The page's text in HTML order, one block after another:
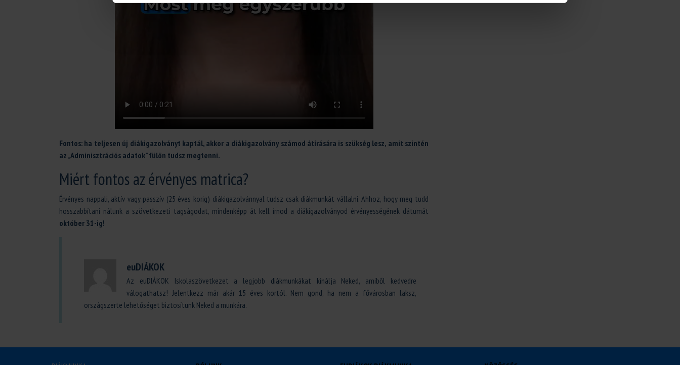
Fontos: ha teljesen új diákigazolványt kaptál, akkor a diákigazolvány számod átírására is szükség lesz, amit szintén
az „Adminisztrációs adatok” fülön tudsz megtenni.
Miért fontos az érvényes matrica?
Érvényes nappali, aktív vagy passzív (25 éves korig) diákigazolvánnyal tudsz csak diákmunkát vállalni. Ahhoz, hogy meg tudd
hosszabbítani nálunk a szövetkezeti tagságodat, mindenképp át kell írnod a diákigazolványod érvényességének dátumát
október 31-ig!
euDIÁKOK
Az euDIÁKOK Iskolaszövetkezet a legjobb diákmunkákat kínálja Neked, amiből kedvedre
válogathatsz! Jelentkezz már akár 15 éves kortól. Nem gond, ha nem a fővárosban laksz,
országszerte lehetőséget biztosítunk Neked a munkára.